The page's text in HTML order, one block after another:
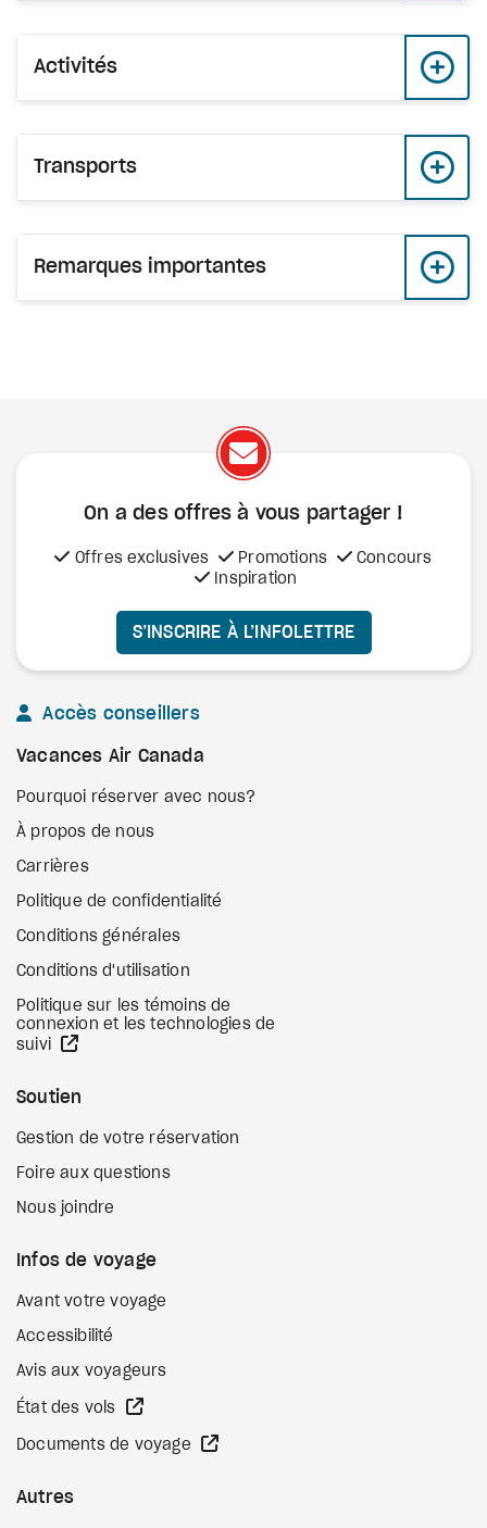
Activités
Transports
Remarques importantes
On a des offres à vous partager !
Offres exclusives Promotions
Concours
Inspiration
S’INSCRIRE À L’INFOLETTRE
Accès conseillers
Vacances Air Canada
Pourquoi réserver avec nous?
À propos de nous
Carrières
Politique de confidentialité
Conditions générales
Conditions d'utilisation
Politique sur les témoins de
connexion et les technologies de
suivi
Soutien
Gestion de votre réservation
Foire aux questions
Nous joindre
Infos de voyage
Avant votre voyage
Accessibilité
Avis aux voyageurs
État des vols
Documents de voyage
Autres